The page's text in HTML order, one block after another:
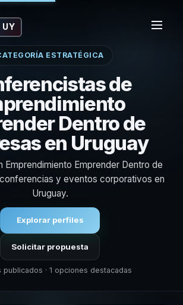
UY
ESTRATÉGICA
de
Dentro de
en Uruguay
Emprendimiento Emprender Dentro de
y eventos corporativos en
Uruguay.
Explorar perfiles
Solicitar propuesta
publicados · 1 opciones destacadas